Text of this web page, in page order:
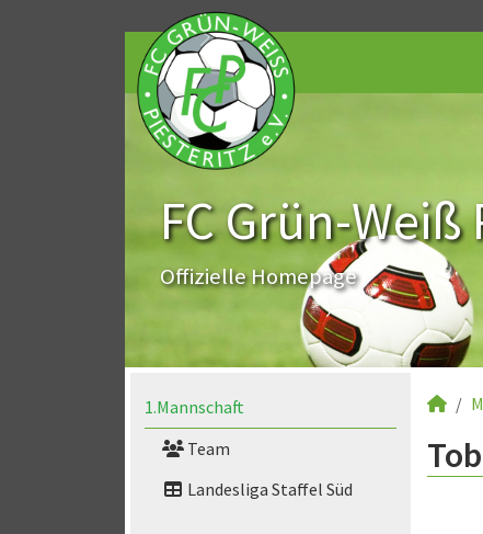
FC Grün-Weiß
Offizielle Homepage
1.Mannschaft
Team
Landesliga Staffel Süd